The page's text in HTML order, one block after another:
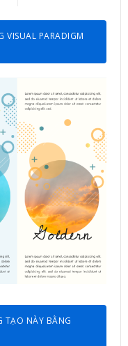
VISUAL PARADIGM
TẠO NÀY BẰNG